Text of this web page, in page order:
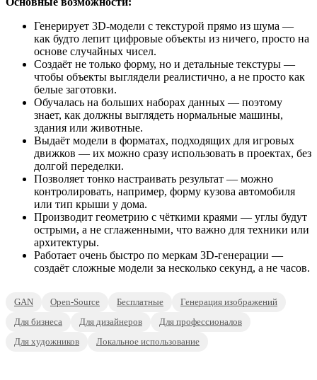
Генерирует 3D-модели с текстурой прямо из шума —
как будто лепит цифровые объекты из ничего, просто на
основе случайных чисел.
Создаёт не только форму, но и детальные текстуры —
чтобы объекты выглядели реалистично, а не просто как
белые заготовки.
Обучалась на больших наборах данных — поэтому
знает, как должны выглядеть нормальные машины,
здания или животные.
Выдаёт модели в форматах, подходящих для игровых
движков — их можно сразу использовать в проектах, без
долгой переделки.
Позволяет тонко настраивать результат — можно
контролировать, например, форму кузова автомобиля
или тип крыши у дома.
Производит геометрию с чёткими краями — углы будут
острыми, а не сглаженными, что важно для техники или
архитектуры.
Работает очень быстро по меркам 3D-генерации —
создаёт сложные модели за несколько секунд, а не часов.
GAN Open-Source Бесплатные
Генерация изображений
Для бизнеса
Для дизайнеров
Для профессионалов
Для художников
Локальное использование